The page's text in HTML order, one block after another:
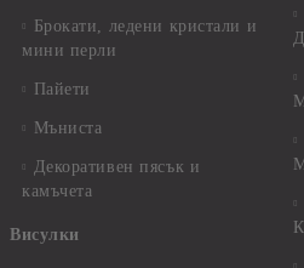
Брокати, ледени кристали и
мини перли
Пайети
Мъниста
Декоративен пясък и
камъчета
Висулки